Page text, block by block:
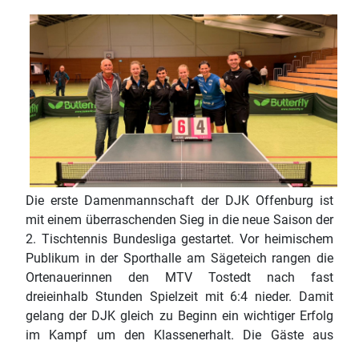
Die erste Damenmannschaft der DJK Offenburg ist
mit einem überraschenden Sieg in die neue Saison der
2. Tischtennis Bundesliga gestartet. Vor heimischem
Publikum in der Sporthalle am Sägeteich rangen die
Ortenauerinnen den MTV Tostedt nach fast
dreieinhalb Stunden Spielzeit mit 6:4 nieder. Damit
gelang der DJK gleich zu Beginn ein wichtiger Erfolg
im Kampf um den Klassenerhalt. Die Gäste aus